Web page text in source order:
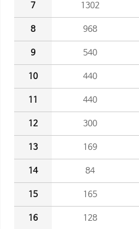
7 1302
8 968
9 540
10 440
11 440
12 300
13 169
14 84
15 165
16 128